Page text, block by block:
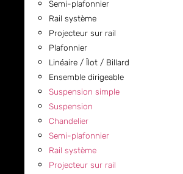
Semi-plafonnier
Rail système
Projecteur sur rail
Plafonnier
Linéaire / Îlot / Billard
Ensemble dirigeable
Suspension simple
Suspension
Chandelier
Semi-plafonnier
Rail système
Projecteur sur rail